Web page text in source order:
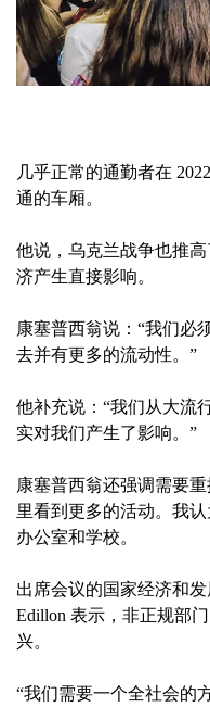
几乎正常的通勤者在
通的车厢。
他说，乌克兰战争也推
济产生直接影响。
康塞普西翁说：“我们必
去并有更多的流动性。”
他补充说：“我们从大流
实对我们产生了影响。”
康塞普西翁还强调需要
里看到更多的活动。我
办公室和学校。
出席会议的国家经济和发
Edillon 表示，非正规部
兴。
“我们需要一个全社会的